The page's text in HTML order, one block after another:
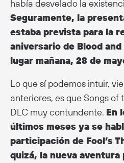
había desvelado la
Seguramente, la
estaba prevista para la
aniversario de Blood
lugar mañana, 28 de
Lo que sí podemos intuir,
anteriores, es que Songs of
DLC muy contundente. En
últimos meses ya se
participación de Fool’s
quizá, la nueva